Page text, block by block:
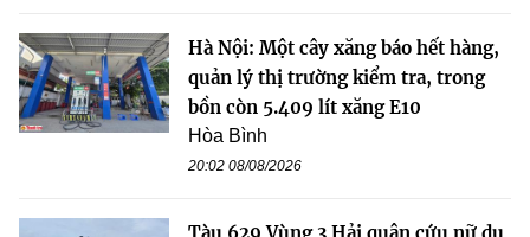
Hà Nội: Một cây xăng báo hết hàng,
quản lý thị trường kiểm tra, trong
bồn còn 5.409 lít xăng E10
Hòa Bình
20:02 08/08/2026
Tàu 629 Vùng 3 Hải quân cứu nữ du